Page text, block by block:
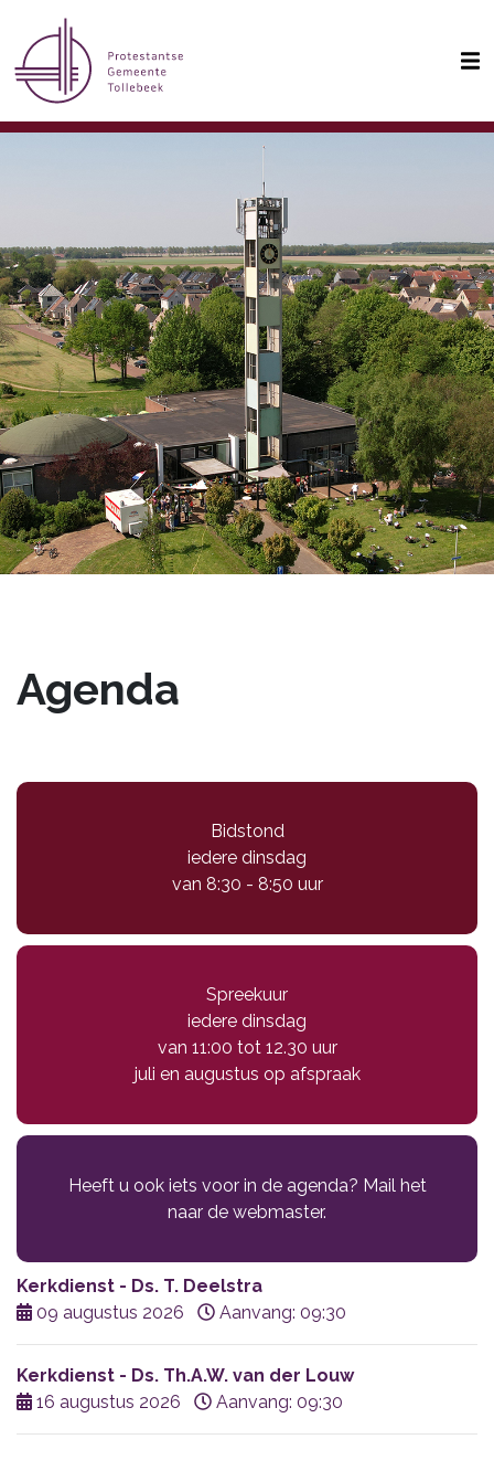
Agenda
Bidstond
iedere dinsdag
van 8:30 - 8:50 uur
Spreekuur
iedere dinsdag
van 11:00 tot 12.30 uur
juli en augustus op afspraak
Heeft u ook iets voor in de agenda? Mail het
naar de webmaster.
Kerkdienst - Ds. T. Deelstra
09 augustus 2026
Aanvang: 09:30
Kerkdienst - Ds. Th.A.W. van der Louw
16 augustus 2026
Aanvang: 09:30